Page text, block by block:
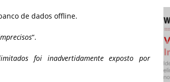
de dados offline.
“.
foi inadvertidamente exposto por